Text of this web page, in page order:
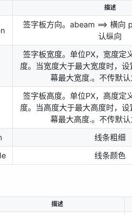
描述
签字板方向。abeam ==> 横向
认纵向
签字板宽度。单位PX，宽度定
度。当宽度大于最大宽度时，
幕最大宽度.。不传默
签字板高度。单位PX，高度定
度。当高度大于最大高度时，
幕最大高度.。不传默
线条粗细
线条颜色
描述